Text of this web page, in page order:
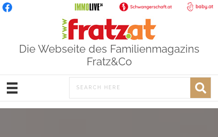
Die Webseite des Familienmagazins
Fratz&Co